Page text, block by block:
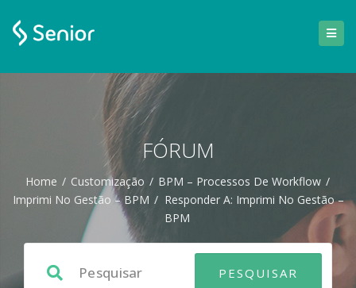
FÓRUM
Home / Customização / BPM – Processos De Workflow /
Imprimi No Gestão – BPM / Responder A: Imprimi No Gestão –
BPM